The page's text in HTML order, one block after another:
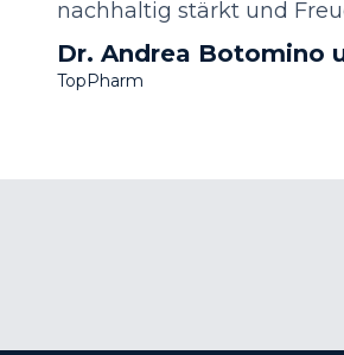
nachhaltig stärkt und
Dr. Andrea Botomino
TopPharm